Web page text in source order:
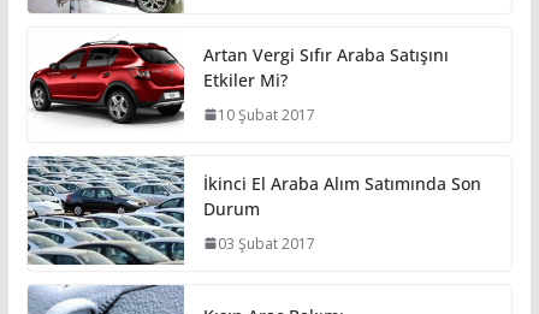
Artan Vergi Sıfır Araba Satışını
Etkiler Mi?
10 Şubat 2017
İkinci El Araba Alım Satımında Son
Durum
03 Şubat 2017